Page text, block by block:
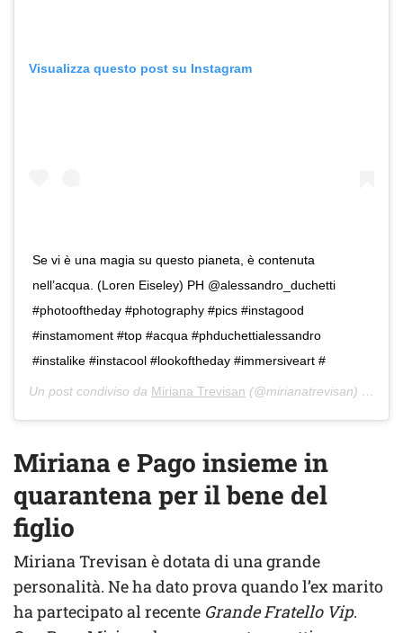
Visualizza questo post su Instagram
Se vi è una magia su questo pianeta, è contenuta
nell’acqua. (Loren Eiseley) PH @alessandro_duchetti
#photooftheday #photography #pics #instagood
#instamoment #top #acqua #phduchettialessandro
#instalike #instacool #lookoftheday #immersiveart #
Un post condiviso da Miriana Trevisan (@mirianatrevisan) in data:
Miriana e Pago insieme in
quarantena per il bene del
figlio
Miriana Trevisan è dotata di una grande
personalità. Ne ha dato prova quando l’ex marito
ha partecipato al recente Grande Fratello Vip.